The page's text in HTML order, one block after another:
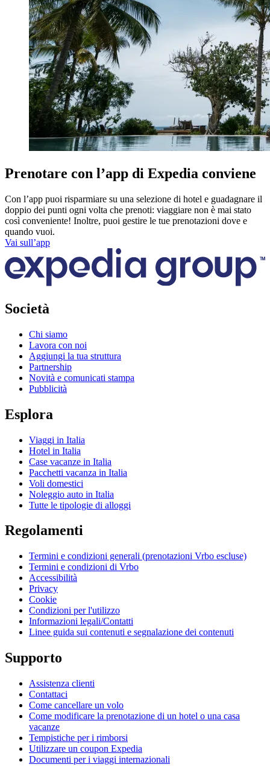
Prenotare con l’app di Expedia conviene
Con l’app puoi risparmiare su una selezione di hotel e guadagnare il
doppio dei punti ogni volta che prenoti: viaggiare non è mai stato
così conveniente! Inoltre, puoi gestire le tue prenotazioni dove e
quando vuoi.
Vai sull’app
Società
Chi siamo
Lavora con noi
Aggiungi la tua struttura
Partnership
Novità e comunicati stampa
Pubblicità
Esplora
Viaggi in Italia
Hotel in Italia
Case vacanze in Italia
Pacchetti vacanza in Italia
Voli domestici
Noleggio auto in Italia
Tutte le tipologie di alloggi
Regolamenti
Termini e condizioni generali (prenotazioni Vrbo escluse)
Termini e condizioni di Vrbo
Accessibilità
Privacy
Cookie
Condizioni per l'utilizzo
Informazioni legali/Contatti
Linee guida sui contenuti e segnalazione dei contenuti
Supporto
Assistenza clienti
Contattaci
Come cancellare un volo
Come modificare la prenotazione di un hotel o una casa
vacanze
Tempistiche per i rimborsi
Utilizzare un coupon Expedia
Documenti per i viaggi internazionali